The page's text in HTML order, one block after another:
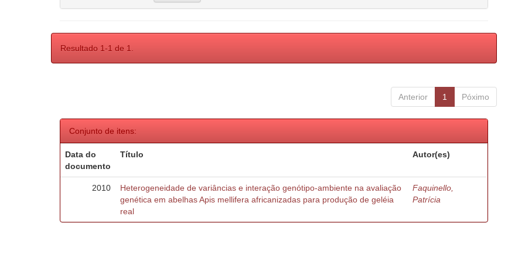
Resultado 1-1 de 1.
Anterior 1 Póximo
Conjunto de itens:
Data do
documento
Título Autor(es)
2010
Heterogeneidade de variâncias e interação genótipo-ambiente na avaliação
genética em abelhas Apis mellifera africanizadas para produção de geléia
real
Faquinello,
Patrícia